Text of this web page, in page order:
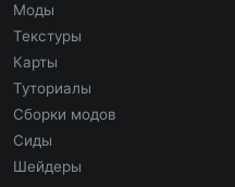
Моды
Текстуры
Карты
Туториалы
Сборки модов
Сиды
Шейдеры